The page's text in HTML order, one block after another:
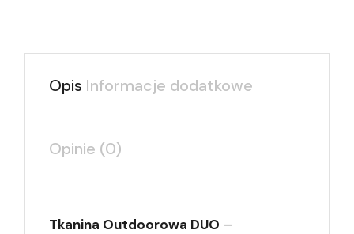
Opis Informacje dodatkowe
Opinie (0)
Tkanina Outdoorowa DUO –